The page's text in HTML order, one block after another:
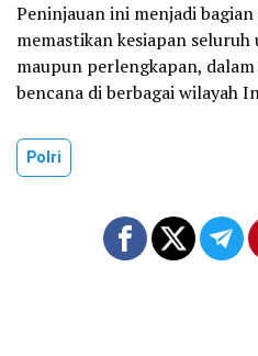
Peninjauan ini menjadi
memastikan kesiapan
maupun perlengkapan,
bencana di berbagai wilayah
Polri